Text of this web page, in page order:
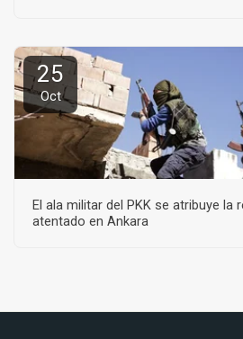
25
Oct
El ala militar del PKK se atribuye la
atentado en Ankara